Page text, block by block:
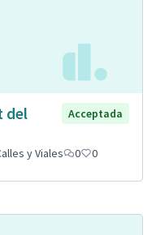
del
Acceptada
y Viales 0 0